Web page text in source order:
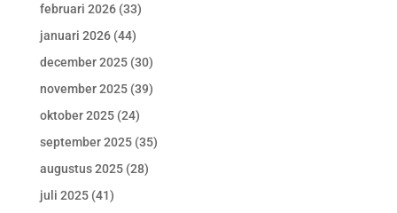
februari 2026(33)
januari 2026(44)
december 2025(30)
november 2025(39)
oktober 2025(24)
september 2025(35)
augustus 2025(28)
juli 2025(41)